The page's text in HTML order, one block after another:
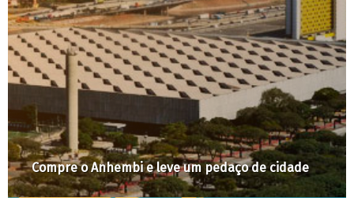
Pela Cidade #6: Ciclomobilidade em São Paulo